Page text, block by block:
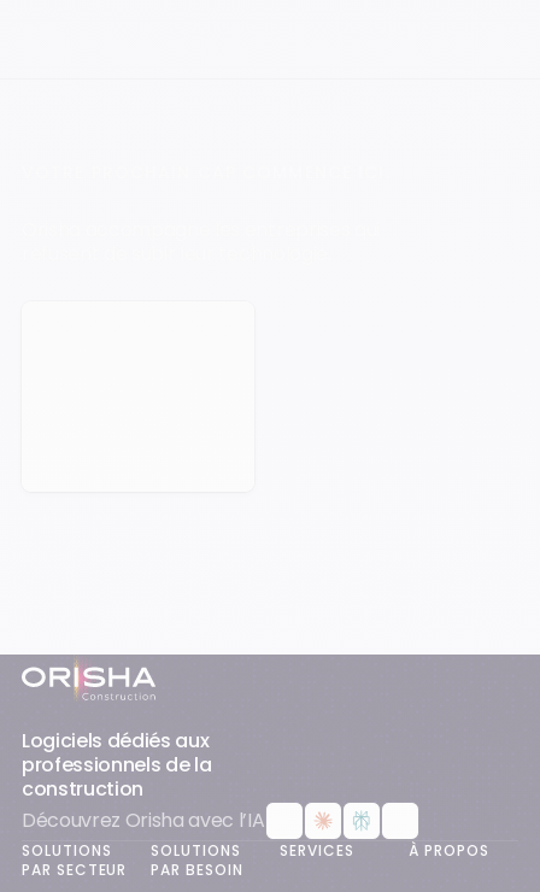
Pied-de-page
Logiciels dédiés aux
professionnels de la
construction
Découvrez Orisha avec l’IA
SOLUTIONS
PAR SECTEUR
SOLUTIONS
PAR BESOIN
SERVICES À PROPOS